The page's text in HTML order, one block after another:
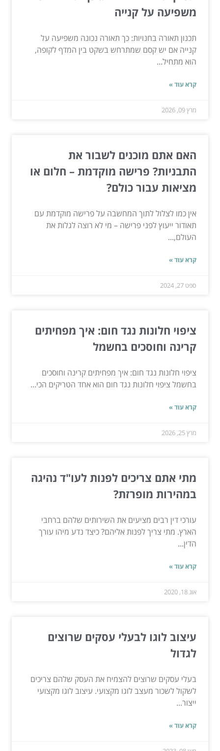
משפיעה על קנייה
תכנון תאורה בחנויות: כך תאורה נכונה משפיעה על
קנייה אם יש קסם שמתרחש בשקט בין המדף לקופה,
הוא מתחיל...
קרא עוד »
מרץ 09, 2026
האם אתם מוכנים לשבור את
התבניות? פרישה מוקדמת – חלום או
מציאות עבור כולם?
אין כמו לצלול לתוך המחשבה על פרישה מוקדמת עם
תאודור ייעוץ לפני פרישה – מי לא רוצה לגלות את
העולם,...
קרא עוד »
ספט 27, 2024
ציפוי חלונות נגד חום: איך מפחיתים
קרינה וחוסכים בחשמל
ציפוי חלונות נגד חום: איך מפחיתים קרינה וחוסכים
בחשמל ציפוי חלונות נגד חום הוא אחד הטריקים הכי...
קרא עוד »
מרץ 25, 2026
מתי אתם צריכים לפנות לעו"ד נהיגה
במהירות מופרזת?
עורכי דין רבים מציעים את השירותים שלהם ברחבי
הארץ. מתי צריך לפנות אליהם? כיצד נדע מיהו עורך
הדין...
קרא עוד »
אוג 18, 2020
עיצוב לוגו לבעלי עסקים שרוצים
לגדול
בעלי עסקים שרוצים להצמיח את העסק שלהם צריכים
לשקול לשכור מעצב לוגו מקצועי. עיצוב לוגו מקצועי
ייצור...
קרא עוד »